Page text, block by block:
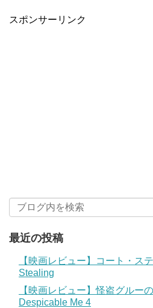
スポンサーリンク
最近の投稿
【映画レビュー】コート・ス
Stealing
【映画レビュー】怪盗グルー
Despicable Me 4